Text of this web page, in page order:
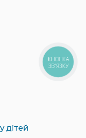
дітей
КНОПКА
ЗВ'ЯЗКУ